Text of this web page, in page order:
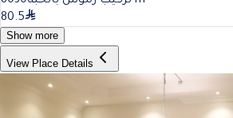
80.5
Show more
View Place Details